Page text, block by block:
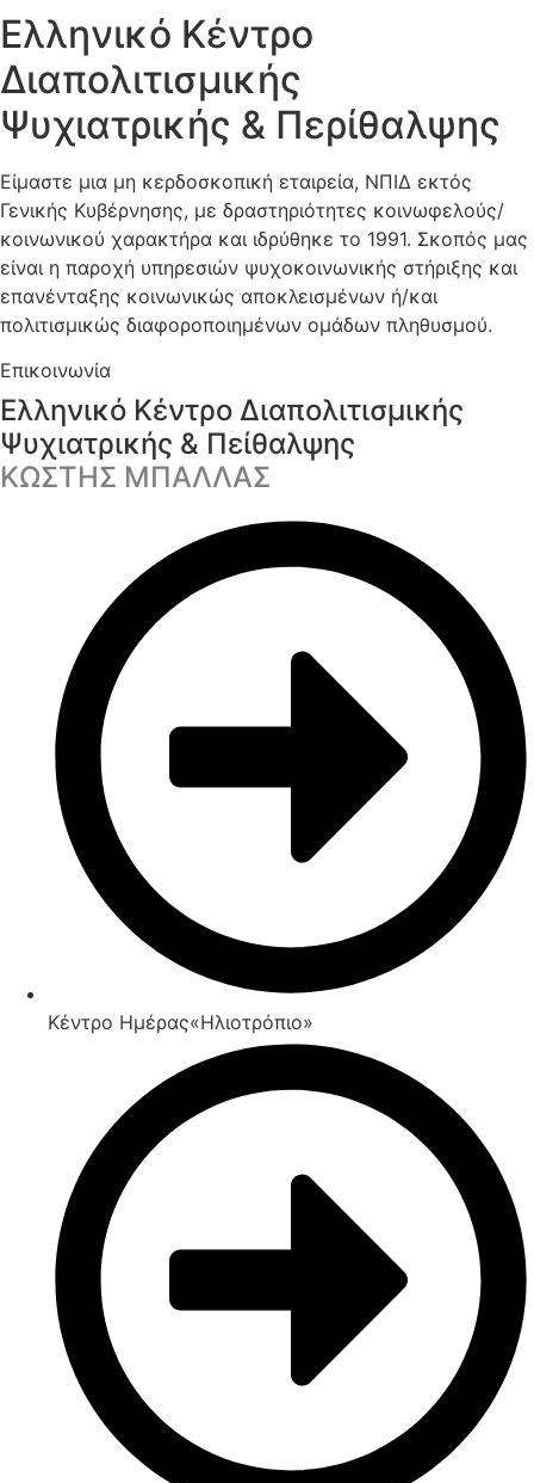
Ελληνικό Κέντρο
Διαπολιτισμικής
Ψυχιατρικής & Περίθαλψης
Είμαστε μια μη κερδοσκοπική εταιρεία, ΝΠΙΔ εκτός
Γενικής Κυβέρνησης, με δραστηριότητες κοινωφελούς/
κοινωνικού χαρακτήρα και ιδρύθηκε το 1991. Σκοπός μας
είναι η παροχή υπηρεσιών ψυχοκοινωνικής στήριξης και
επανένταξης κοινωνικώς αποκλεισμένων ή/και
πολιτισμικώς διαφοροποιημένων ομάδων πληθυσμού.
Επικοινωνία
Ελληνικό Κέντρο Διαπολιτισμικής
Ψυχιατρικής & Πείθαλψης
ΚΩΣΤΗΣ ΜΠΑΛΛΑΣ
Κέντρο Ημέρας«Ηλιοτρόπιο»